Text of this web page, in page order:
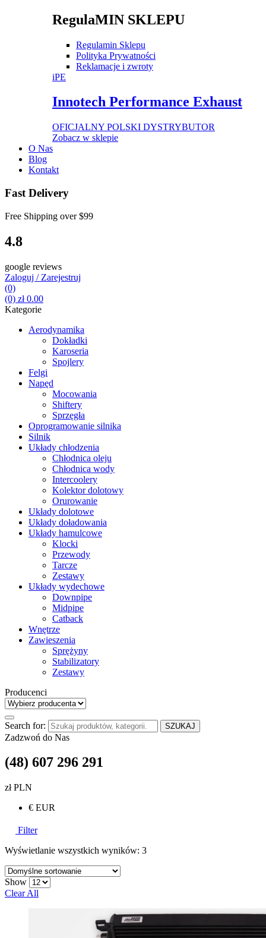
RegulaMIN SKLEPU
Regulamin Sklepu
Polityka Prywatności
Reklamacje i zwroty
iPE
Innotech Performance Exhaust
OFICJALNY POLSKI DYSTRYBUTOR
Zobacz w sklepie
O Nas
Blog
Kontakt
Fast Delivery
Free Shipping over$99
4.8
google reviews
Zaloguj / Zarejestruj
(0)
(0) zł0.00
Kategorie
Aerodynamika
Dokładki
Karoseria
Spojlery
Felgi
Napęd
Mocowania
Shiftery
Sprzęgła
Oprogramowanie silnika
Silnik
Układy chłodzenia
Chłodnica oleju
Chłodnica wody
Intercoolery
Kolektor dolotowy
Orurowanie
Układy dolotowe
Układy doładowania
Układy hamulcowe
Klocki
Przewody
Tarcze
Zestawy
Układy wydechowe
Downpipe
Midpipe
Catback
Wnętrze
Zawieszenia
Sprężyny
Stabilizatory
Zestawy
Producenci
Search for: SZUKAJ
Zadzwoń do Nas
(48) 607 296 291
zł PLN
€ EUR
Filter
Wyświetlanie wszystkich wyników: 3
Show
Clear All